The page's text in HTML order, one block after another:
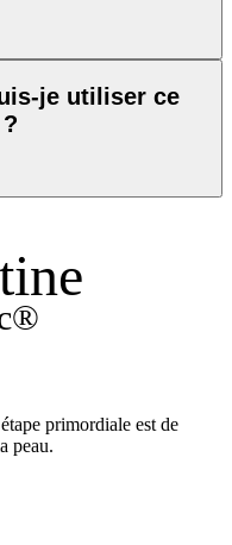
je utiliser ce
primordiale est de
peau.